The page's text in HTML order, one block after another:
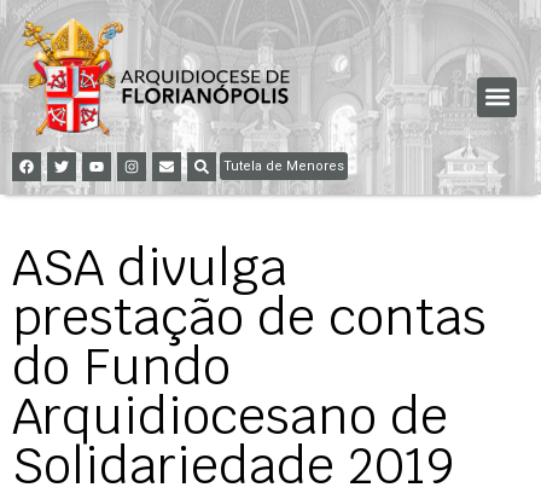
Tutela de Menores
ASA divulga
prestação de contas
do Fundo
Arquidiocesano de
Solidariedade 2019